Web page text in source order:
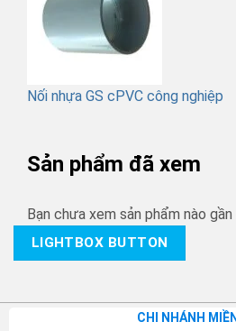
Nối nhựa GS cPVC công nghiệp
Sản phẩm đã xem
Bạn chưa xem sản phẩm nào gần
LIGHTBOX BUTTON
CHI NHÁNH